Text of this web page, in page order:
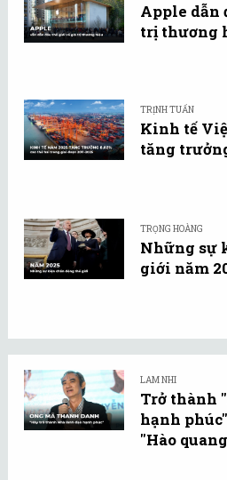
Apple dẫn
trị thương
TRỊNH TUẤN
Kinh tế
tăng
TRỌNG HOÀNG
Những sự
giới năm
LAM NHI
Trở thành
hạnh
"Hào